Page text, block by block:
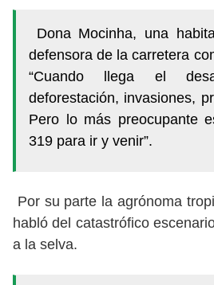
Dona Mocinha, una
defensora de la carretera
“Cuando llega el
deforestación, invasiones,
Pero lo más preocupante
319 para ir y venir”.
Por su parte la agrónoma
habló del catastrófico
a la selva.